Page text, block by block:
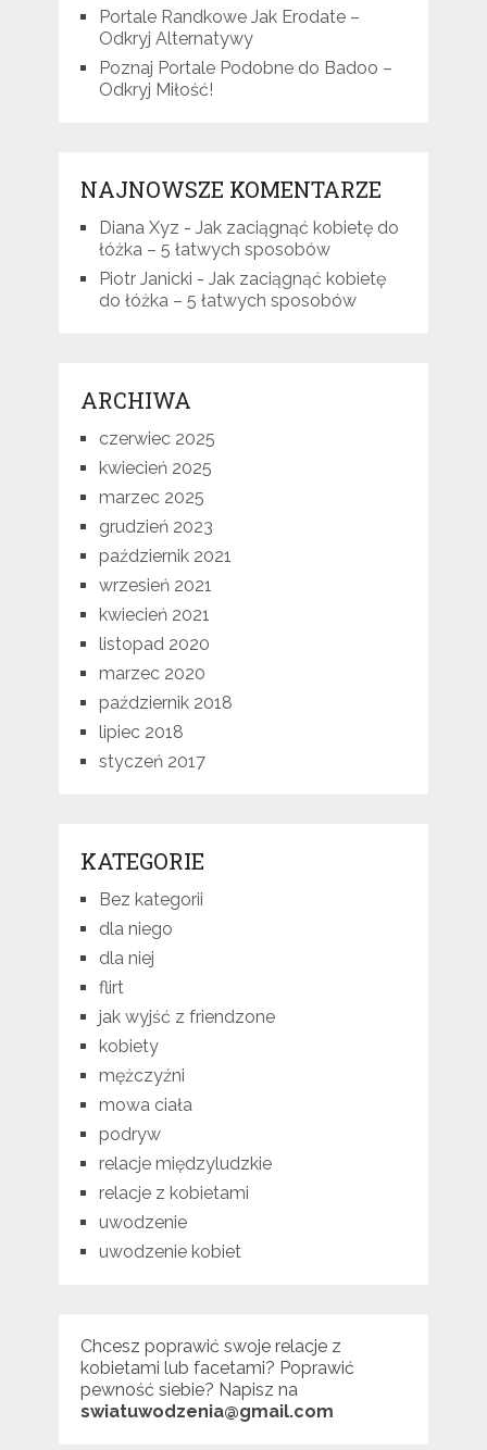
Portale Randkowe Jak Erodate –
Odkryj Alternatywy
Poznaj Portale Podobne do Badoo –
Odkryj Miłość!
NAJNOWSZE KOMENTARZE
Diana Xyz - Jak zaciągnąć kobietę do
łóżka – 5 łatwych sposobów
Piotr Janicki - Jak zaciągnąć kobietę
do łóżka – 5 łatwych sposobów
ARCHIWA
czerwiec 2025
kwiecień 2025
marzec 2025
grudzień 2023
październik 2021
wrzesień 2021
kwiecień 2021
listopad 2020
marzec 2020
październik 2018
lipiec 2018
styczeń 2017
KATEGORIE
Bez kategorii
dla niego
dla niej
flirt
jak wyjść z friendzone
kobiety
mężczyźni
mowa ciała
podryw
relacje międzyludzkie
relacje z kobietami
uwodzenie
uwodzenie kobiet
Chcesz poprawić swoje relacje z
kobietami lub facetami? Poprawić
pewność siebie? Napisz na
swiatuwodzenia@gmail.com